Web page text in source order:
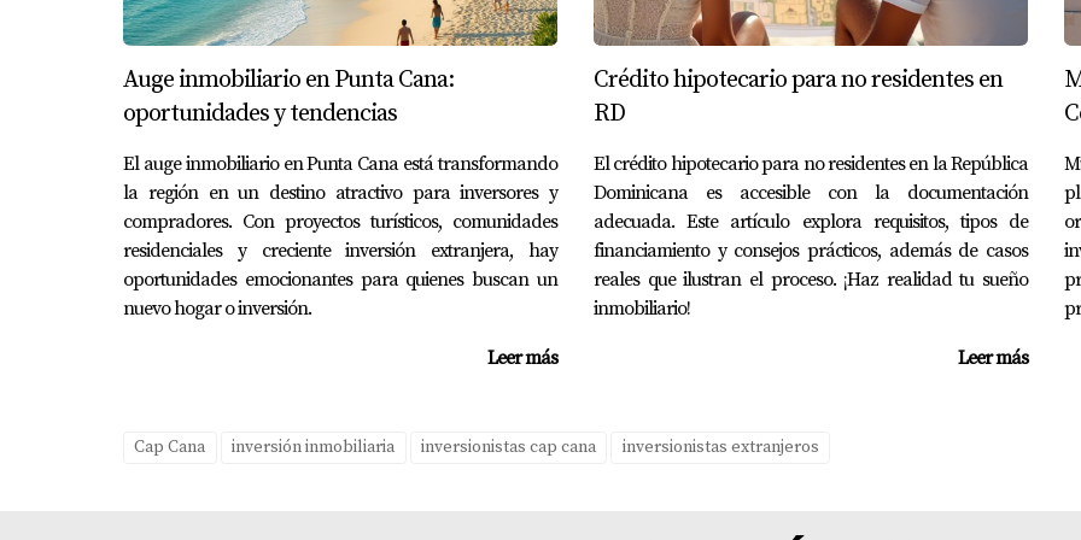
Diego llegó a Cap Cana con el sueño de abrir su propio restaurante. Después de meses de planificación y
restaurante ahora es uno de los favoritos entre locales y turistas. Diego comparte:
"No solo he encontrado éxito profesional aquí; he encontrado una comunidad que me apoya."
Sofía: La Vida Saludable
Sofía se mudó a Cap Cana buscando un estilo de vida más saludable. Se enamoró del entorno natural y
días. Su experiencia ha sido transformadora:
Cap Cana no es solo un destino turístico; es un lugar donde las vidas se transforman y los sueños se hacen
Auge inmobiliario en Punta Cana:
oportunidades y tendencias
El auge inmobiliario en Punta Cana está transformando
la región en un destino atractivo para inversores y
compradores. Con proyectos turísticos, comunidades
residenciales y creciente inversión extranjera, hay
oportunidades emocionantes para quienes buscan un
nuevo hogar o inversión.
Leer más
Crédito hipotecario para no residentes en
RD
El crédito hipotecario para no residentes en la República
Dominicana es accesible con la documentación
adecuada. Este artículo explora requisitos, tipos de
financiamiento y consejos prácticos, además de casos
reales que ilustran el proceso. ¡Haz realidad tu sueño
inmobiliario!
Leer más
Cap Cana inversión inmobiliaria inversionistas cap cana inversionistas extranjeros